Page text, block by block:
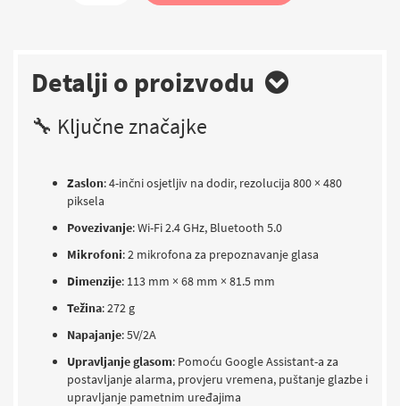
Detalji o proizvodu
🔧 Ključne značajke
Zaslon: 4-inčni osjetljiv na dodir, rezolucija 800 × 480
piksela​
Povezivanje: Wi-Fi 2.4 GHz, Bluetooth 5.0​
Mikrofoni: 2 mikrofona za prepoznavanje glasa​
Dimenzije: 113 mm × 68 mm × 81.5 mm
Težina:272 g
Napajanje:5V/2A
Upravljanje glasom: Pomoću Google Assistant-a za
postavljanje alarma, provjeru vremena, puštanje glazbe i
upravljanje pametnim uređajima